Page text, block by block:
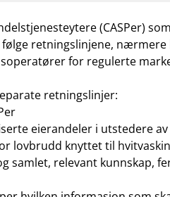
(CASPer)
følge retningslinjene,
for regulerte
retningslinjer:
eierandeler i utstedere av
lovbrudd knyttet til
samlet, relevant kunnskap,